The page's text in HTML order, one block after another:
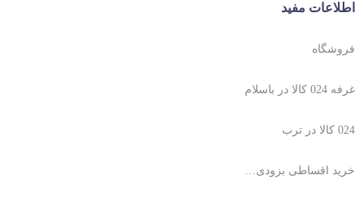
اطلاعات مفید
فروشگاه
غرفه 024 کالا در باسلام
024 کالا در ترب
خرید اقساطی بزودی…